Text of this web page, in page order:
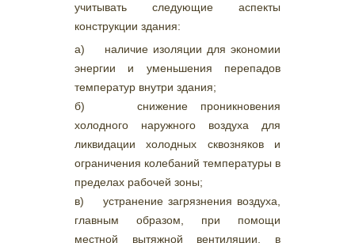
учитывать следующие аспекты
конструкции здания:
а) наличие изоляции для экономии
энергии и уменьшения перепадов
температур внутри здания;
б) снижение проникновения
холодного наружного воздуха для
ликвидации холодных сквозняков и
ограничения колебаний температуры в
пределах рабочей зоны;
в) устранение загрязнения воздуха,
главным образом, при помощи
местной вытяжной вентиляции, в